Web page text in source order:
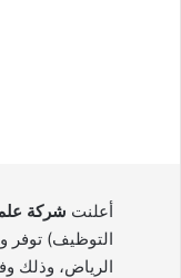
أعلنت شركة
التوظيف) توفر
الرياض، وذلك